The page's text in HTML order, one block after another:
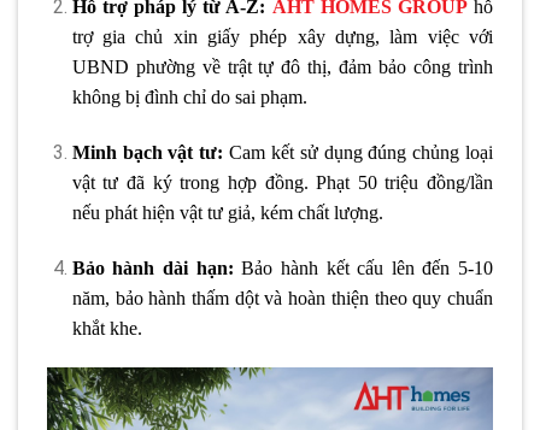
Hỗ trợ pháp lý từ A-Z: AHT HOMES GROUPhỗ
trợ gia chủ xin giấy phép xây dựng, làm việc với
UBND phường về trật tự đô thị, đảm bảo công trình
không bị đình chỉ do sai phạm.
Minh bạch vật tư: Cam kết sử dụng đúng chủng loại
vật tư đã ký trong hợp đồng. Phạt 50 triệu đồng/lần
nếu phát hiện vật tư giả, kém chất lượng.
Bảo hành dài hạn: Bảo hành kết cấu lên đến 5-10
năm, bảo hành thấm dột và hoàn thiện theo quy chuẩn
khắt khe.